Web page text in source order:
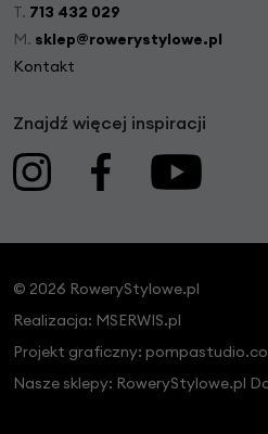
T. 713 432 029
M. sklep@rowerystylowe.pl
Kontakt
Znajdź więcej inspiracji
© 2026 RoweryStylowe.pl
Realizacja: MSERWIS.pl
Projekt graficzny:
Nasze sklepy: RoweryStylowe.pl